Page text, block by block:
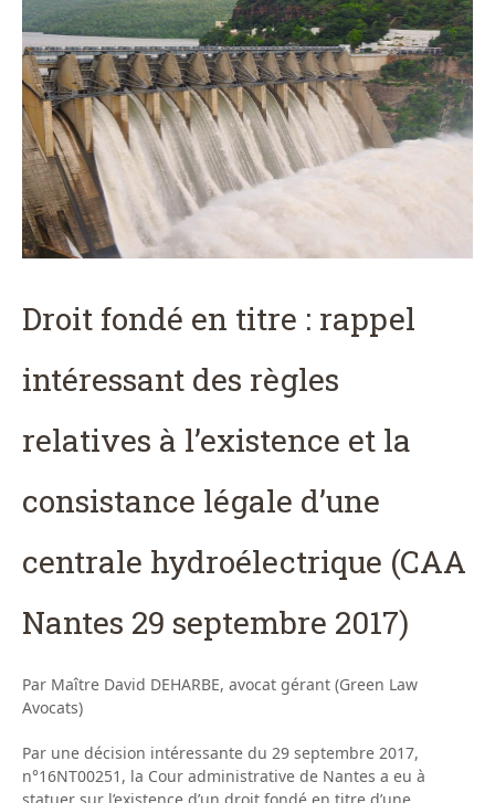
Droit fondé en titre : rappel
intéressant des règles
relatives à l’existence et la
consistance légale d’une
centrale hydroélectrique (CAA
Nantes 29 septembre 2017)
Par Maître David DEHARBE, avocat gérant (Green Law
Avocats)
Par une décision intéressante du 29 septembre 2017,
n°16NT00251, la Cour administrative de Nantes a eu à